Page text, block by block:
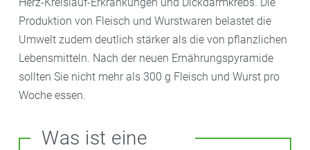
Produktion von Fleisch und Wurstwaren belastet die
Umwelt zudem deutlich stärker als die von pflanzlichen
Lebensmitteln. Nach der neuen Ernährungspyramide
sollten Sie nicht mehr als 300 g Fleisch und Wurst pro
Woche essen.
Was ist eine